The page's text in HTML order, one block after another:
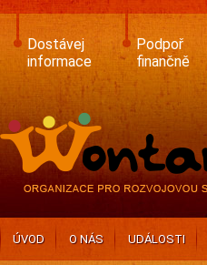
Skip
main
content
Dostávej
informace
Podpoř
finančně
ÚVOD O NÁS UDÁLOSTI